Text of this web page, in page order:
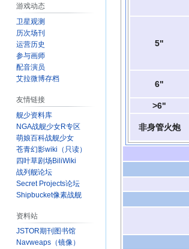
5"
6"
>6"
非身管火炮
游戏动态
卫星观测
历次场刊
运营历史
参与画师
配音演员
艾拉微博存档
友情链接
舰少资料库
NGA战舰少女R专区
萌娘百科战舰少女
苍青幻影wiki（只读）
四叶草剧场BiliWiki
战列舰论坛
Secret Projects论坛
Shipbucket像素战舰
资料站
JSTOR期刊图书馆
Navweaps（镜像）